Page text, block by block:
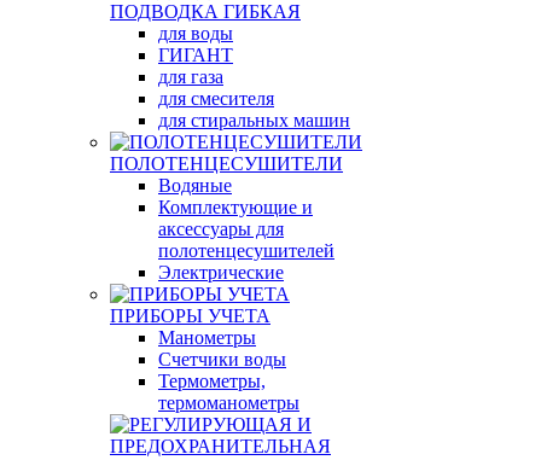
ПОДВОДКА ГИБКАЯ
для воды
ГИГАНТ
для газа
для смесителя
для стиральных машин
ПОЛОТЕНЦЕСУШИТЕЛИ
Водяные
Комплектующие и
аксессуары для
полотенцесушителей
Электрические
ПРИБОРЫ УЧЕТА
Манометры
Счетчики воды
Термометры,
термоманометры